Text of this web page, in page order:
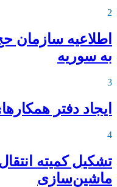
2
اطلاعیه‌ سازمان
به سوریه
3
ایجاد دفتر
4
تشکیل کمیته
ماشین‌سازی